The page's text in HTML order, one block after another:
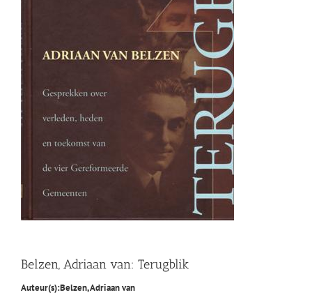
Belzen, Adriaan van: Terugblik
Auteur(s):Belzen, Adriaan van